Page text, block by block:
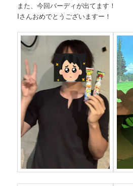
また、今回バーディが出てます！
Iさんおめでとうございますー！